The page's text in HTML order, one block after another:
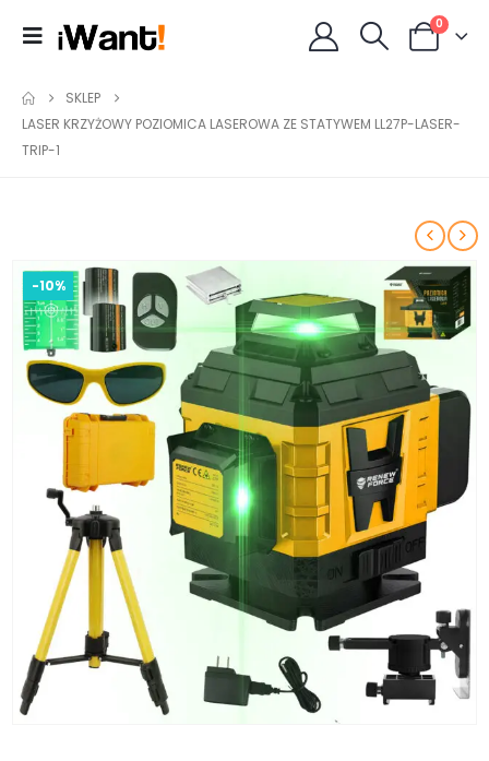
0
SKLEP
LASER KRZYŻOWY POZIOMICA LASEROWA ZE STATYWEM LL27P-LASER-
TRIP-1
-10%